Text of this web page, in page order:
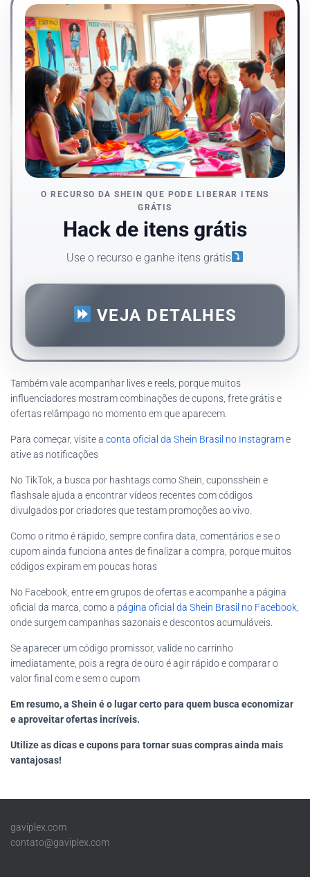
O RECURSO DA SHEIN QUE PODE LIBERAR ITENS
GRÁTIS
Hack de itens grátis
Use o recurso e ganhe itens grátis
VEJA DETALHES
Também vale acompanhar lives e reels, porque muitos
influenciadores mostram combinações de cupons, frete grátis e
ofertas relâmpago no momento em que aparecem.
Para começar, visite a conta oficial da Shein Brasil no Instagrame
ative as notificações
No TikTok, a busca por hashtags como Shein, cuponsshein e
flashsale ajuda a encontrar vídeos recentes com códigos
divulgados por criadores que testam promoções ao vivo.
Como o ritmo é rápido, sempre confira data, comentários e se o
cupom ainda funciona antes de finalizar a compra, porque muitos
códigos expiram em poucas horas
No Facebook, entre em grupos de ofertas e acompanhe a página
oficial da marca, como a página oficial da Shein Brasil no Facebook
onde surgem campanhas sazonais e descontos acumuláveis.
Se aparecer um código promissor, valide no carrinho
imediatamente, pois a regra de ouro é agir rápido e comparar o
valor final com e sem o cupom
Em resumo, a Shein é o lugar certo para quem busca economizar
e aproveitar ofertas incríveis.
Utilize as dicas e cupons para tornar suas compras ainda mais
vantajosas!
gaviplex.com
contato@gaviplex.com